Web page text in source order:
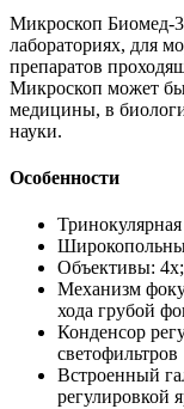
Микроскоп Биомед-
лабораториях, для
препаратов
Микроскоп может
медицины, в
науки.
Особенности
Тринокулярная
Объективы:
Механизм
хода грубой
Конденсор
светофильтров
Встроенный
регулировкой